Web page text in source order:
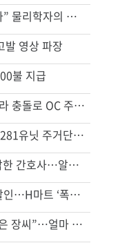
“로또, 이 번호 찍지 마라” 물리학자의 당첨금 높이는 비밀
발 영상 파장
불 지급
“전쟁터 같았다”…테슬라 충돌로 OC 주택 4채 파손
부에나파크 한인타운에 281유닛 주거단지 들어선다
응급실서 폭력 환자 제압한 간호사…알고 보니
쌀·라면 값 최대 80% 할인…H마트 ‘폭탄 세일’
엄마 성폭행한 “사람 좋은 장씨”…얼마 뒤 딸 배도 불러왔다